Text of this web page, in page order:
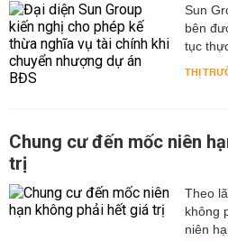
Sun
bên
tục
THỊ
Chung cư đến mốc niên
trị
Theo
không
niên